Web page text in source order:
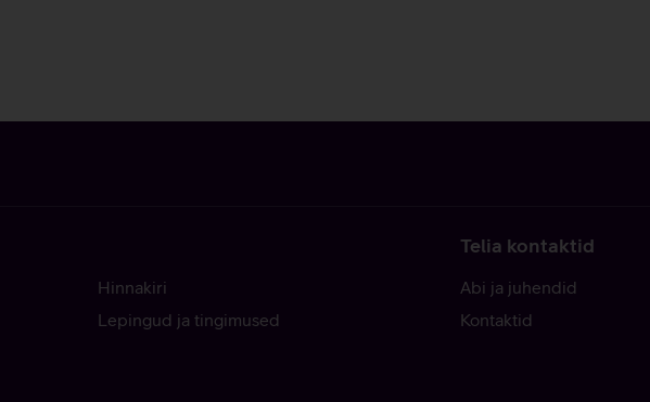
Hinnakiri
Lepingud ja tingimused
Telia kontaktid
Abi ja juhendid
Kontaktid